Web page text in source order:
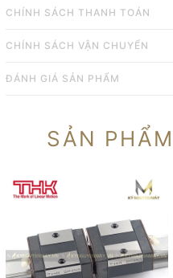
CHÍNH SÁCH THANH TOÁN
CHÍNH SÁCH VẬN CHUYỂN
ĐÁNH GIÁ SẢN PHẨM
SẢN